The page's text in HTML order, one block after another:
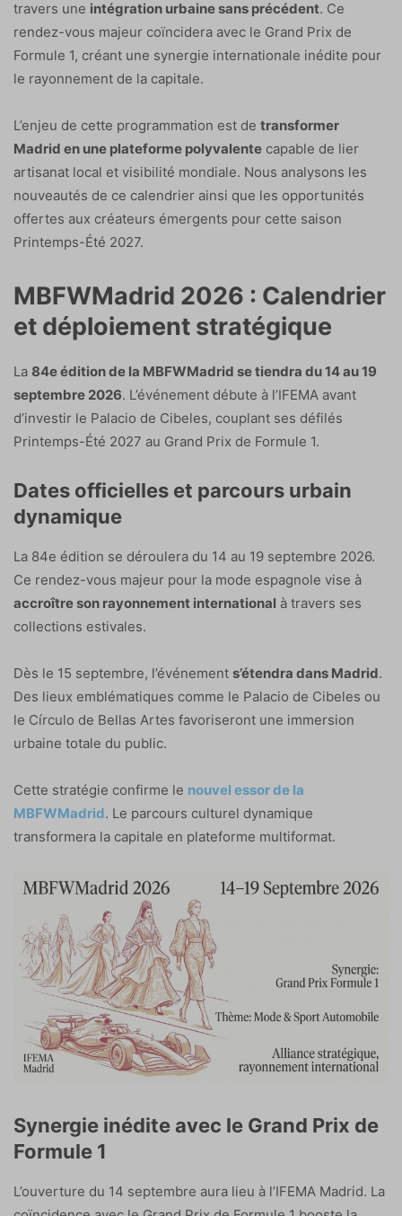
travers une intégration urbaine sans précédent. Ce
rendez-vous majeur coïncidera avec le Grand Prix de
Formule 1, créant une synergie internationale inédite pour
le rayonnement de la capitale.
L’enjeu de cette programmation est de transformer
Madrid en une plateforme polyvalente capable de lier
artisanat local et visibilité mondiale. Nous analysons les
nouveautés de ce calendrier ainsi que les opportunités
offertes aux créateurs émergents pour cette saison
Printemps-Été 2027.
MBFWMadrid 2026 : Calendrier
et déploiement stratégique
La 84e édition de la MBFWMadrid se tiendra du 14 au 19
septembre 2026. L’événement débute à l’IFEMA avant
d’investir le Palacio de Cibeles, couplant ses défilés
Printemps-Été 2027 au Grand Prix de Formule 1.
Dates officielles et parcours urbain
dynamique
La 84e édition se déroulera du 14 au 19 septembre 2026.
Ce rendez-vous majeur pour la mode espagnole vise à
accroître son rayonnement international à travers ses
collections estivales.
Dès le 15 septembre, l’événement s’étendra dans Madrid.
Des lieux emblématiques comme le Palacio de Cibeles ou
le Círculo de Bellas Artes favoriseront une immersion
urbaine totale du public.
Cette stratégie confirme le nouvel essor de la
MBFWMadrid. Le parcours culturel dynamique
transformera la capitale en plateforme multiformat.
Synergie inédite avec le Grand Prix de
Formule 1
L’ouverture du 14 septembre aura lieu à l’IFEMA Madrid. La